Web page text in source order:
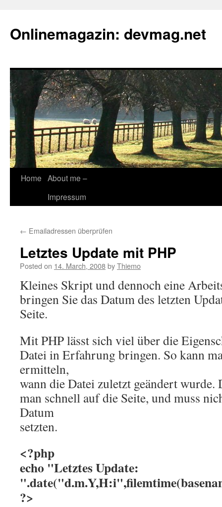
Onlinemagazin: devmag.net
Skip
Home About me –
Impressum
← Emailadressen überprüfen
Letztes Update mit PHP
Posted on 14. March, 2008byThiemo
Kleines Skript und dennoch eine
bringen Sie das Datum des letzten
Seite.
Mit PHP lässt sich viel über die
Datei in Erfahrung bringen. So kann
ermitteln,
wann die Datei zuletzt geändert
man schnell auf die Seite, und muss
Datum
setzten.
<?php
echo "Letztes Update:
?>